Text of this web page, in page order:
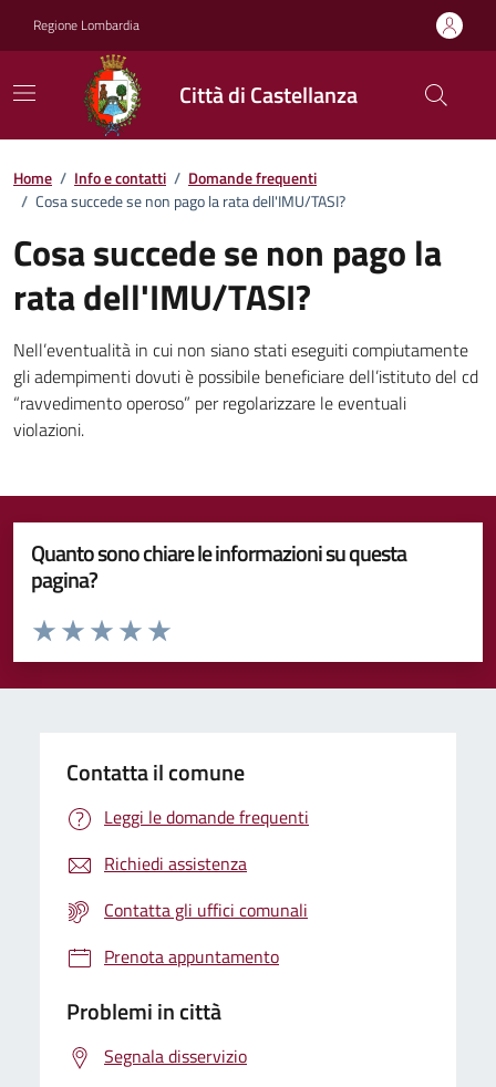
Regione Lombardia
Città di Castellanza
Dettagli FAQ
Home / Info e contatti / Domande frequenti
/ Cosa succede se non pago la rata dell'IMU/TASI?
Cosa succede se non pago la
rata dell'IMU/TASI?
Nell’eventualità in cui non siano stati eseguiti compiutamente
gli adempimenti dovuti è possibile beneficiare dell’istituto del cd
“ravvedimento operoso” per regolarizzare le eventuali
violazioni.
Quanto sono chiare le informazioni su questa
pagina?
Valuta da 1 a 5 stelle la pagina
Valuta 5 stelle su 5
Valuta 4 stelle su 5
Valuta 3 stelle su 5
Valuta 2 stelle su 5
Valuta 1 stelle su 5
Contatta il comune
Leggi le domande frequenti
Richiedi assistenza
Contatta gli uffici comunali
Prenota appuntamento
Problemi in città
Segnala disservizio